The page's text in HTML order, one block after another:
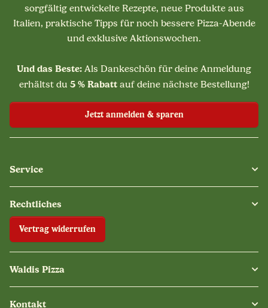
sorgfältig entwickelte Rezepte, neue Produkte aus
Italien, praktische Tipps für noch bessere Pizza-Abende
und exklusive Aktionswochen.
Und das Beste: Als Dankeschön für deine Anmeldung
erhältst du 5 % Rabattauf deine nächste Bestellung!
Jetzt anmelden & sparen
Service
Rechtliches
Vertrag widerrufen
Waldis Pizza
Kontakt